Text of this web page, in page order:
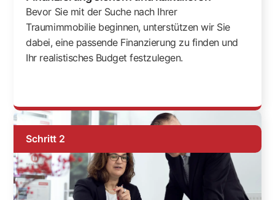
Bevor Sie mit der Suche nach Ihrer
Traumimmobilie beginnen, unterstützen wir Sie
dabei, eine passende Finanzierung zu finden und
Ihr realistisches Budget festzulegen.
Schritt 2